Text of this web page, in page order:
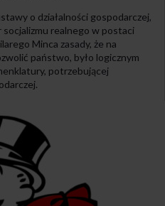
o działalności gospodarczej,
socjalizmu realnego w postaci
Minca zasady, że na
państwo, było logicznym
potrzebującej